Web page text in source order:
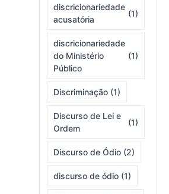
discricionariedade
acusatória
(1)
discricionariedade
do Ministério
Público
(1)
Discriminação (1)
Discurso de Lei e
Ordem
(1)
Discurso de Ódio (2)
discurso de ódio (1)